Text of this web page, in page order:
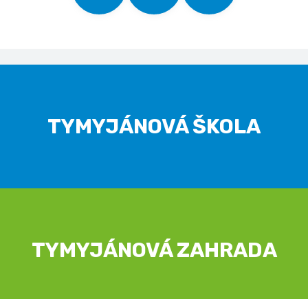
TYMYJÁNOVÁ ŠKOLA
TYMYJÁNOVÁ ZAHRADA